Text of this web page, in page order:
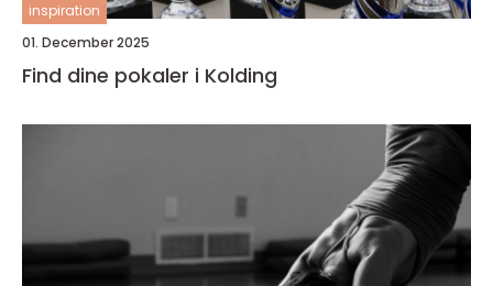
inspiration
01. December 2025
Find dine pokaler i Kolding